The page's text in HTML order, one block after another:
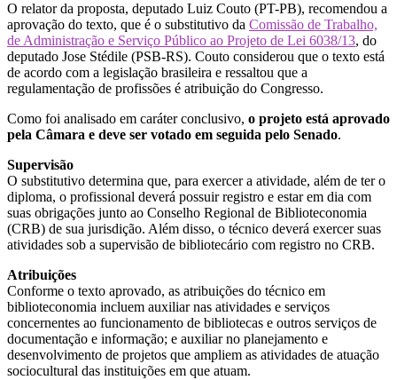
O relator da proposta, deputado Luiz Couto (PT-PB), recomendou a
aprovação do texto, que é o substitutivo da Comissão de Trabalho,
de Administração e Serviço Público ao Projeto de Lei 6038/13, do
deputado Jose Stédile (PSB-RS). Couto considerou que o texto está
de acordo com a legislação brasileira e ressaltou que a
regulamentação de profissões é atribuição do Congresso.
Como foi analisado em caráter conclusivo, o projeto está aprovado
pela Câmara e deve ser votado em seguida pelo Senado.
Supervisão
O substitutivo determina que, para exercer a atividade, além de ter o
diploma, o profissional deverá possuir registro e estar em dia com
suas obrigações junto ao Conselho Regional de Biblioteconomia
(CRB) de sua jurisdição. Além disso, o técnico deverá exercer suas
atividades sob a supervisão de bibliotecário com registro no CRB.
Atribuições
Conforme o texto aprovado, as atribuições do técnico em
biblioteconomia incluem auxiliar nas atividades e serviços
concernentes ao funcionamento de bibliotecas e outros serviços de
documentação e informação; e auxiliar no planejamento e
desenvolvimento de projetos que ampliem as atividades de atuação
sociocultural das instituições em que atuam.